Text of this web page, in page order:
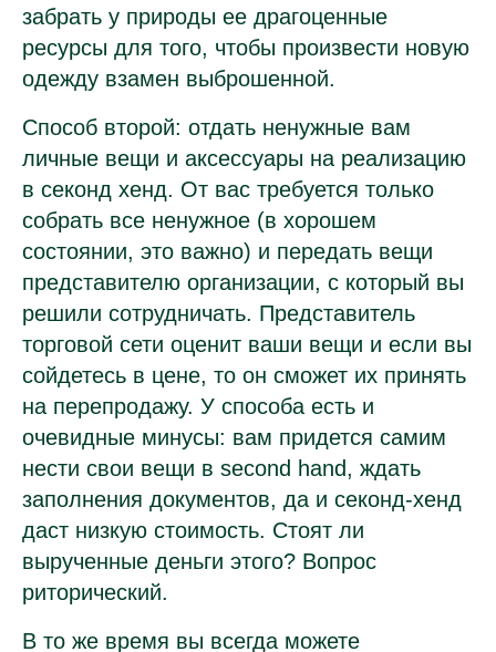
забрать у природы ее драгоценные
ресурсы для того, чтобы произвести новую
одежду взамен выброшенной.
Способ второй: отдать ненужные вам
личные вещи и аксессуары на реализацию
в секонд хенд. От вас требуется только
собрать все ненужное (в хорошем
состоянии, это важно) и передать вещи
представителю организации, с который вы
решили сотрудничать. Представитель
торговой сети оценит ваши вещи и если вы
сойдетесь в цене, то он сможет их принять
на перепродажу. У способа есть и
очевидные минусы: вам придется самим
нести свои вещи в second hand, ждать
заполнения документов, да и секонд-хенд
даст низкую стоимость. Стоят ли
вырученные деньги этого? Вопрос
риторический.
В то же время вы всегда можете